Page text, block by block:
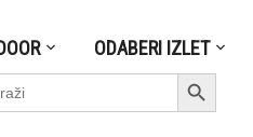
ODABERI IZLET
Search Button